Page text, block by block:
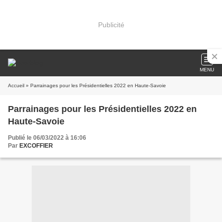
Publicité
MENU
Accueil » Parrainages pour les Présidentielles 2022 en Haute-Savoie
Parrainages pour les Présidentielles 2022 en
Haute-Savoie
Publié le 06/03/2022 à 16:06
Par EXCOFFIER